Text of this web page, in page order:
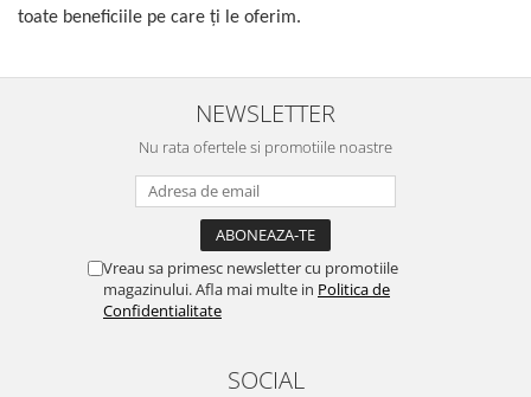
toate beneficiile pe care ţi le oferim.
NEWSLETTER
Nu rata ofertele si promotiile noastre
Vreau sa primesc newsletter cu promotiile
magazinului. Afla mai multe in Politica de
Confidentialitate
SOCIAL